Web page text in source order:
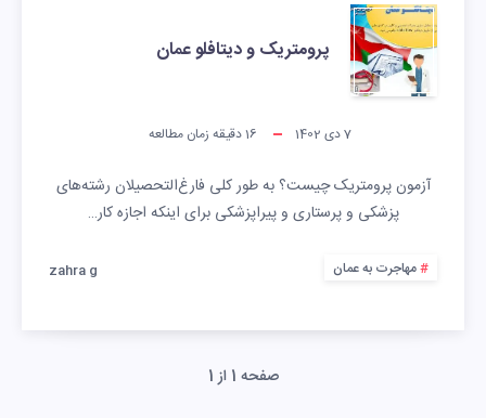
پرومتریک و دیتافلو عمان
7 دی 1402 16دقیقه زمان مطالعه
آزمون پرومتریک چیست؟ به طور کلی فارغ‌التحصیلان رشته‌های
پزشکی و پرستاری و پیرا‌پزشکی برای اینکه اجازه کار…
مهاجرت به عمان zahra g
صفحه 1 از 1